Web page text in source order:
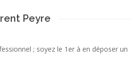
Peyre
; soyez le 1er à en déposer un